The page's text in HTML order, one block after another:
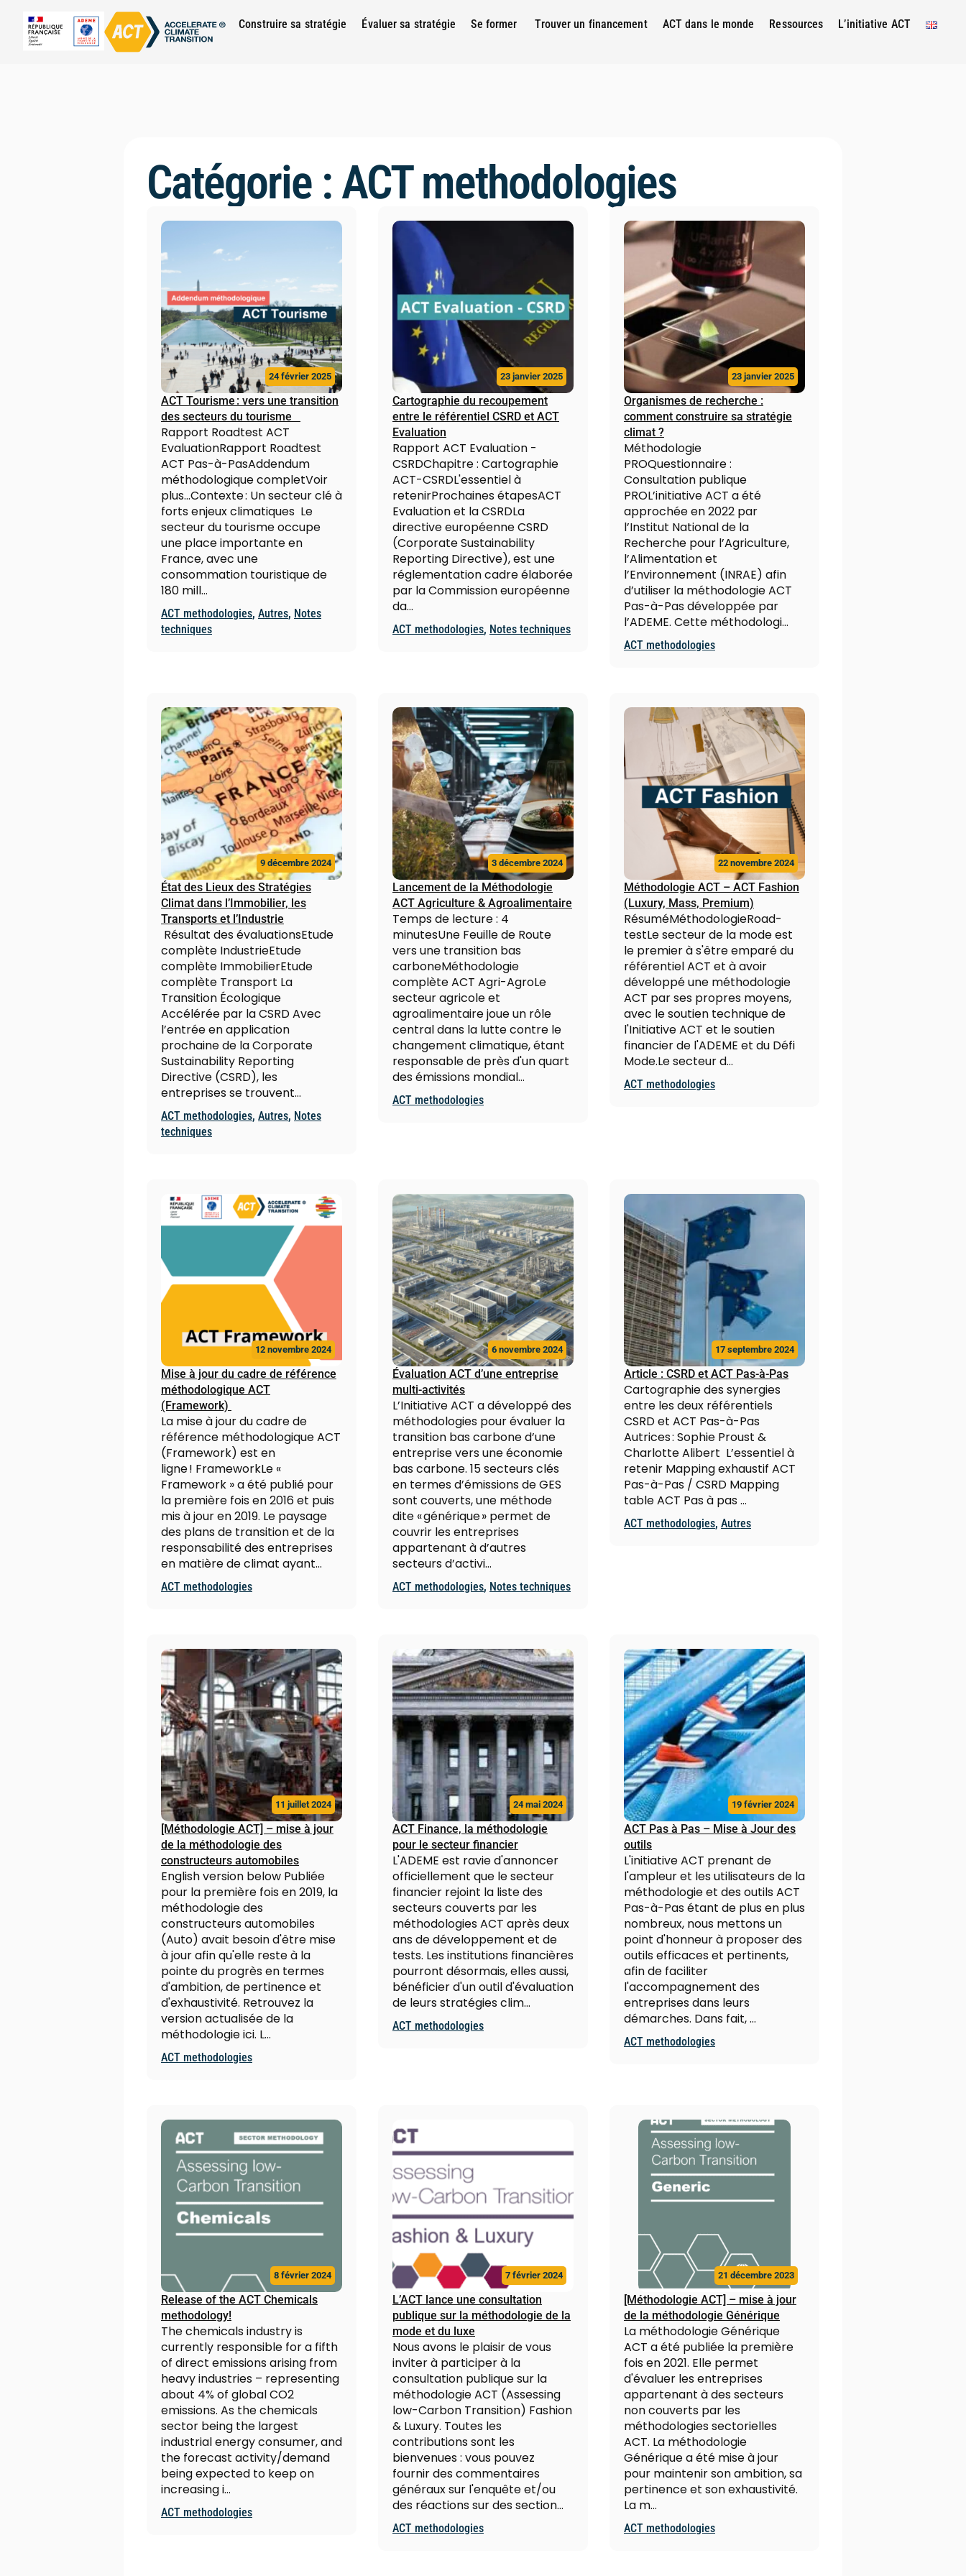
Construire sa stratégie Évaluer sa stratégie Se former Trouver un financement ACT dans le monde Ressources L’initiative ACT
Catégorie : ACT methodologies
24 février 2025
ACT Tourisme : vers une transition
des secteurs du tourisme
Rapport Roadtest ACT
EvaluationRapport Roadtest
ACT Pas-à-PasAddendum
méthodologique completVoir
plus...Contexte : Un secteur clé à
forts enjeux climatiques Le
secteur du tourisme occupe
une place importante en
France, avec une
consommation touristique de
180 mill…
ACT methodologies, Autres, Notes
techniques
23 janvier 2025
Cartographie du recoupement
entre le référentiel CSRD et ACT
Evaluation
Rapport ACT Evaluation -
CSRDChapitre : Cartographie
ACT-CSRDL'essentiel à
retenirProchaines étapesACT
Evaluation et la CSRDLa
directive européenne CSRD
(Corporate Sustainability
Reporting Directive), est une
réglementation cadre élaborée
par la Commission européenne
da…
ACT methodologies, Notes techniques
23 janvier 2025
Organismes de recherche :
comment construire sa stratégie
climat ?
Méthodologie
PROQuestionnaire :
Consultation publique
PROL’initiative ACT a été
approchée en 2022 par
l’Institut National de la
Recherche pour l’Agriculture,
l’Alimentation et
l’Environnement (INRAE) afin
d’utiliser la méthodologie ACT
Pas-à-Pas développée par
l’ADEME. Cette méthodologi…
ACT methodologies
9 décembre 2024
État des Lieux des Stratégies
Climat dans l’Immobilier, les
Transports et l’Industrie
Résultat des évaluationsEtude
complète IndustrieEtude
complète ImmobilierEtude
complète Transport La
Transition Écologique
Accélérée par la CSRD Avec
l’entrée en application
prochaine de la Corporate
Sustainability Reporting
Directive (CSRD), les
entreprises se trouvent…
ACT methodologies, Autres, Notes
techniques
3 décembre 2024
Lancement de la Méthodologie
ACT Agriculture & Agroalimentaire
Temps de lecture : 4
minutesUne Feuille de Route
vers une transition bas
carboneMéthodologie
complète ACT Agri-AgroLe
secteur agricole et
agroalimentaire joue un rôle
central dans la lutte contre le
changement climatique, étant
responsable de près d'un quart
des émissions mondial…
ACT methodologies
22 novembre 2024
Méthodologie ACT – ACT Fashion
(Luxury, Mass, Premium)
RésuméMéthodologieRoad-
testLe secteur de la mode est
le premier à s'être emparé du
référentiel ACT et à avoir
développé une méthodologie
ACT par ses propres moyens,
avec le soutien technique de
l'Initiative ACT et le soutien
financier de l'ADEME et du Défi
Mode.Le secteur d…
ACT methodologies
12 novembre 2024
Mise à jour du cadre de référence
méthodologique ACT
(Framework)
La mise à jour du cadre de
référence méthodologique ACT
(Framework) est en
ligne ! FrameworkLe «
Framework » a été publié pour
la première fois en 2016 et puis
mis à jour en 2019. Le paysage
des plans de transition et de la
responsabilité des entreprises
en matière de climat ayant…
ACT methodologies
6 novembre 2024
Évaluation ACT d’une entreprise
multi-activités
L’Initiative ACT a développé des
méthodologies pour évaluer la
transition bas carbone d’une
entreprise vers une économie
bas carbone. 15 secteurs clés
en termes d’émissions de GES
sont couverts, une méthode
dite « générique » permet de
couvrir les entreprises
appartenant à d’autres
secteurs d’activi…
ACT methodologies, Notes techniques
17 septembre 2024
Article : CSRD et ACT Pas-à-Pas
Cartographie des synergies
entre les deux référentiels
CSRD et ACT Pas-à-Pas
Autrices : Sophie Proust &
Charlotte Alibert L’essentiel à
retenir Mapping exhaustif ACT
Pas-à-Pas / CSRD Mapping
table ACT Pas à pas …
ACT methodologies, Autres
11 juillet 2024
[Méthodologie ACT] – mise à jour
de la méthodologie des
constructeurs automobiles
English version below Publiée
pour la première fois en 2019, la
méthodologie des
constructeurs automobiles
(Auto) avait besoin d'être mise
à jour afin qu'elle reste à la
pointe du progrès en termes
d'ambition, de pertinence et
d'exhaustivité. Retrouvez la
version actualisée de la
méthodologie ici. L…
ACT methodologies
24 mai 2024
ACT Finance, la méthodologie
pour le secteur financier
L'ADEME est ravie d'annoncer
officiellement que le secteur
financier rejoint la liste des
secteurs couverts par les
méthodologies ACT après deux
ans de développement et de
tests. Les institutions financières
pourront désormais, elles aussi,
bénéficier d'un outil d'évaluation
de leurs stratégies clim…
ACT methodologies
19 février 2024
ACT Pas à Pas – Mise à Jour des
outils
L'initiative ACT prenant de
l'ampleur et les utilisateurs de la
méthodologie et des outils ACT
Pas-à-Pas étant de plus en plus
nombreux, nous mettons un
point d'honneur à proposer des
outils efficaces et pertinents,
afin de faciliter
l'accompagnement des
entreprises dans leurs
démarches. Dans fait, …
ACT methodologies
8 février 2024
Release of the ACT Chemicals
methodology!
The chemicals industry is
currently responsible for a fifth
of direct emissions arising from
heavy industries – representing
about 4% of global CO2
emissions. As the chemicals
sector being the largest
industrial energy consumer, and
the forecast activity/demand
being expected to keep on
increasing i…
ACT methodologies
7 février 2024
L’ACT lance une consultation
publique sur la méthodologie de la
mode et du luxe
Nous avons le plaisir de vous
inviter à participer à la
consultation publique sur la
méthodologie ACT (Assessing
low-Carbon Transition) Fashion
& Luxury. Toutes les
contributions sont les
bienvenues : vous pouvez
fournir des commentaires
généraux sur l'enquête et/ou
des réactions sur des section…
ACT methodologies
21 décembre 2023
[Méthodologie ACT] – mise à jour
de la méthodologie Générique
La méthodologie Générique
ACT a été publiée la première
fois en 2021. Elle permet
d'évaluer les entreprises
appartenant à des secteurs
non couverts par les
méthodologies sectorielles
ACT. La méthodologie
Générique a été mise à jour
pour maintenir son ambition, sa
pertinence et son exhaustivité.
La m…
ACT methodologies